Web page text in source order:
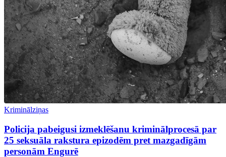
Kriminālziņas
Policija pabeigusi izmeklēšanu kriminālprocesā par
25 seksuāla rakstura epizodēm pret mazgadīgām
personām Engurē